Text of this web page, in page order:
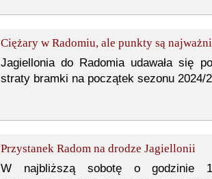
Ciężary w Radomiu, ale punkty są
Jagiellonia do Radomia udawała się
straty bramki na początek sezonu
Przystanek Radom na drodze Jagiellonii
W najbliższą sobotę o godzinie